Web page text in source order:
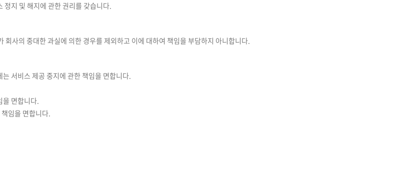
정지 및 해지에 관한 권리를 갖습니다.
사의 중대한 과실에 의한 경우를 제외하고 이에 대하여 책임을 부담하지 아니합니다.
서비스 제공 중지에 관한 책임을 면합니다.
을 면합니다.
임을 면합니다.